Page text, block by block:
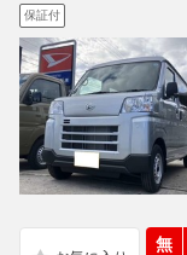
保証付
無